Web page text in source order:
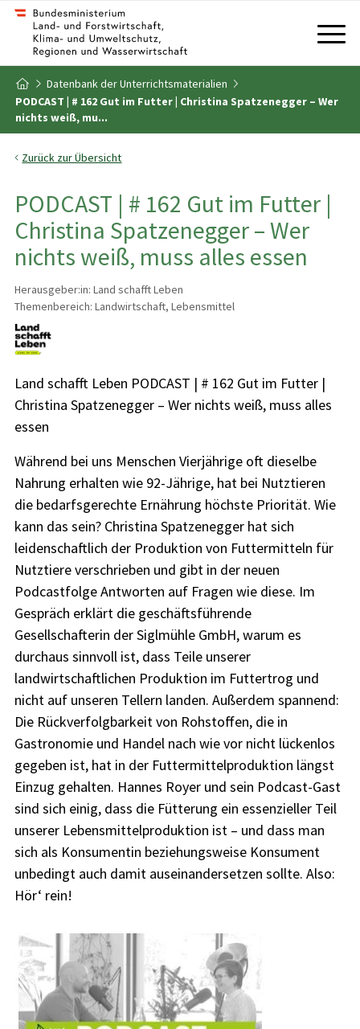
Zum Inhalt
Zum Inhaltsverzeichnis
Zur Startseite
Datenbank der Unterrichtsmaterialien
PODCAST | # 162 Gut im Futter | Christina Spatzenegger – Wer
nichts weiß, mu...
Zurück zur Übersicht
PODCAST | # 162 Gut im Futter |
Christina Spatzenegger – Wer
nichts weiß, muss alles essen
Herausgeber:in: Land schafft Leben
Themenbereich: Landwirtschaft, Lebensmittel
Land schafft Leben PODCAST | # 162 Gut im Futter |
Christina Spatzenegger – Wer nichts weiß, muss alles
essen
Während bei uns Menschen Vierjährige oft dieselbe
Nahrung erhalten wie 92-Jährige, hat bei Nutztieren
die bedarfsgerechte Ernährung höchste Priorität. Wie
kann das sein? Christina Spatzenegger hat sich
leidenschaftlich der Produktion von Futtermitteln für
Nutztiere verschrieben und gibt in der neuen
Podcastfolge Antworten auf Fragen wie diese. Im
Gespräch erklärt die geschäftsführende
Gesellschafterin der Siglmühle GmbH, warum es
durchaus sinnvoll ist, dass Teile unserer
landwirtschaftlichen Produktion im Futtertrog und
nicht auf unseren Tellern landen. Außerdem spannend:
Die Rückverfolgbarkeit von Rohstoffen, die in
Gastronomie und Handel nach wie vor nicht lückenlos
gegeben ist, hat in der Futtermittelproduktion längst
Einzug gehalten. Hannes Royer und sein Podcast-Gast
sind sich einig, dass die Fütterung ein essenzieller Teil
unserer Lebensmittelproduktion ist – und dass man
sich als Konsumentin beziehungsweise Konsument
unbedingt auch damit auseinandersetzen sollte. Also:
Hör‘ rein!